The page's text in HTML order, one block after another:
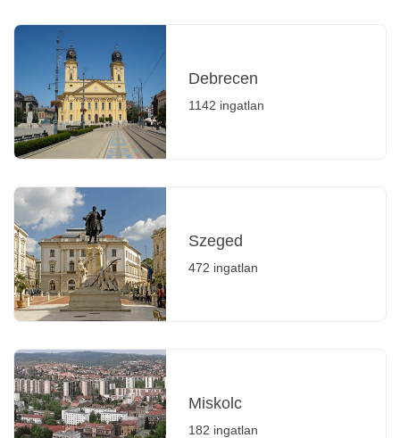
Debrecen
1142 ingatlan
Szeged
472 ingatlan
Miskolc
182 ingatlan